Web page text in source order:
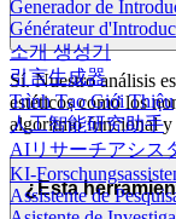
Generador de
Générateur
소개 생성기
引言生成器
Trình Tạo Giới Thiệu
人工智能研究助手
AIリサーチアシス
KI-
Assistente de
Sí. Nuestro análisis
estéticos como los
algoritmo funcional y
¿Esta